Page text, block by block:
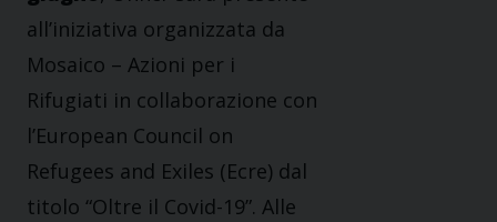
all’iniziativa organizzata da
Mosaico – Azioni per i
Rifugiati in collaborazione con
l’European Council on
Refugees and Exiles (Ecre) dal
titolo “Oltre il Covid-19”. Alle